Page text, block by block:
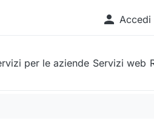
 Accedi
per le aziende Servizi web